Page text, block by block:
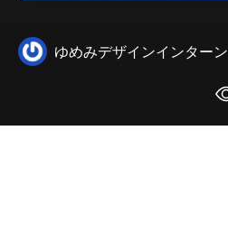
ゆめみデザインインターン